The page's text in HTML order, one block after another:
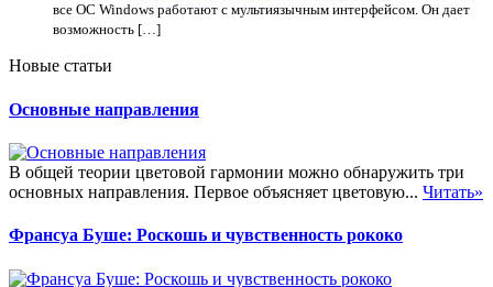
все ОС Windows работают с мультиязычным интерфейсом. Он дает
возможность […]
Новые статьи
Основные направления
В общей теории цветовой гармонии можно обнаружить три
основных направления. Первое объясняет цветовую... Читать»
Франсуа Буше: Роскошь и чувственность рококо